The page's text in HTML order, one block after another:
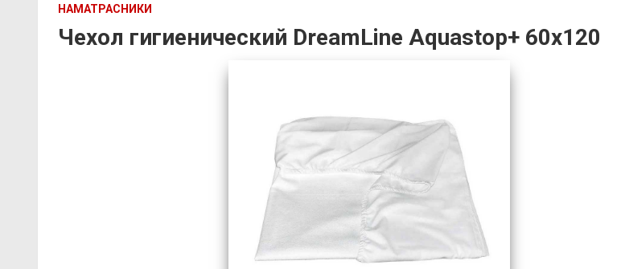
НАМАТРАСНИКИ
Чехол гигиенический DreamLine Aquastop+ 60х120